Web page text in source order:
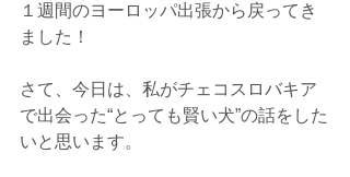
１週間のヨーロッパ出張から戻ってき
ました！
さて、今日は、私がチェコスロバキア
で出会った“とっても賢い犬”の話をした
いと思います。